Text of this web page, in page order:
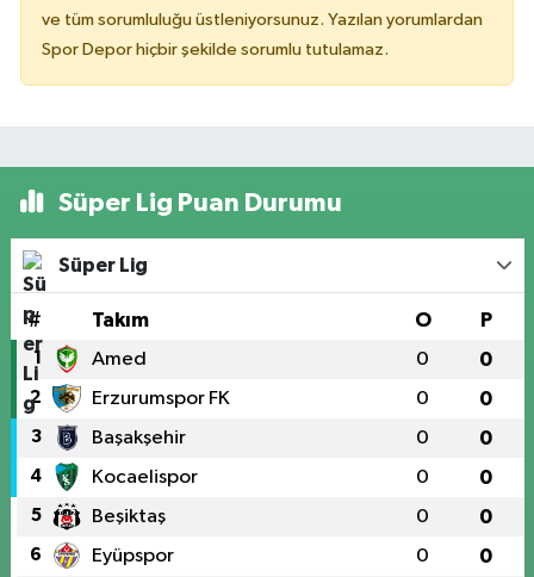
ve tüm sorumluluğu üstleniyorsunuz. Yazılan yorumlardan
Spor Depor hiçbir şekilde sorumlu tutulamaz.
Süper Lig Puan Durumu
Süper Lig
# Takım O P
1 Amed 0 0
2 Erzurumspor FK 0 0
3 Başakşehir 0 0
4 Kocaelispor 0 0
5 Beşiktaş 0 0
6 Eyüpspor 0 0